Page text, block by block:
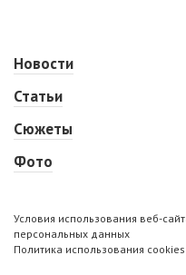
Новости
Статьи
Сюжеты
Фото
Условия использования веб-
персональных данных
Политика использования cookies